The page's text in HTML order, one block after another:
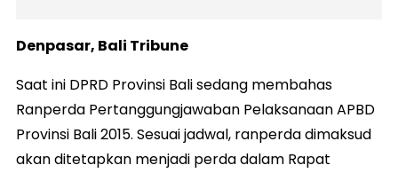
Denpasar, Bali Tribune
Saat ini DPRD Provinsi Bali sedang membahas
Ranperda Pertanggungjawaban Pelaksanaan APBD
Provinsi Bali 2015. Sesuai jadwal, ranperda dimaksud
akan ditetapkan menjadi perda dalam Rapat